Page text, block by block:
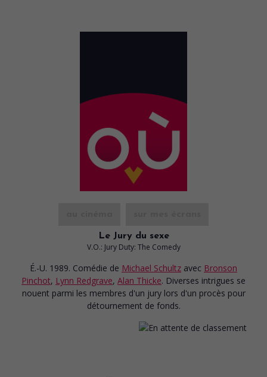
Le Jury du sexe
V.O.: Jury Duty: The Comedy
É.-U. 1989. Comédie de Michael Schultz avec Bronson
Pinchot, Lynn Redgrave, Alan Thicke. Diverses intrigues se
nouent parmi les membres d'un jury lors d'un procès pour
détournement de fonds.